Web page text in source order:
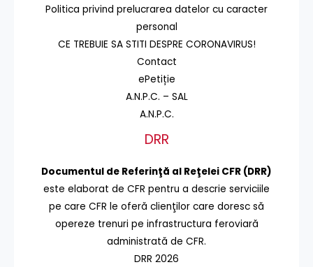
Politica privind prelucrarea datelor cu caracter
personal
CE TREBUIE SA STITI DESPRE CORONAVIRUS!
Contact
ePetiție
A.N.P.C. – SAL
A.N.P.C.
DRR
Documentul de Referinţă al Reţelei CFR (DRR)
este elaborat de CFR pentru a descrie serviciile
pe care CFR le oferă clienţilor care doresc să
opereze trenuri pe infrastructura feroviară
administrată de CFR.
DRR 2026